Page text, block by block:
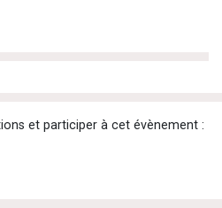
et participer à cet évènement :